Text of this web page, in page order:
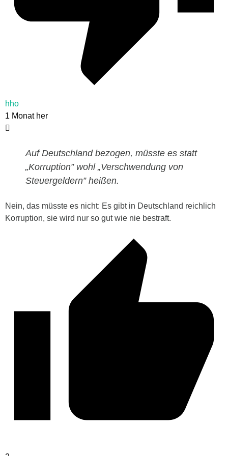
hho
1 Monat her
Auf Deutschland bezogen, müsste es statt
„Korruption” wohl „Verschwendung von
Steuergeldern” heißen.
Nein, das müsste es nicht: Es gibt in Deutschland reichlich
Korruption, sie wird nur so gut wie nie bestraft.